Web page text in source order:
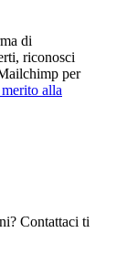
di
riconosci
per
alla
Contattaci ti